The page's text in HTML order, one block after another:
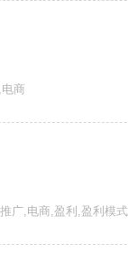
,电商
推广,电商,盈利 ,盈利模式